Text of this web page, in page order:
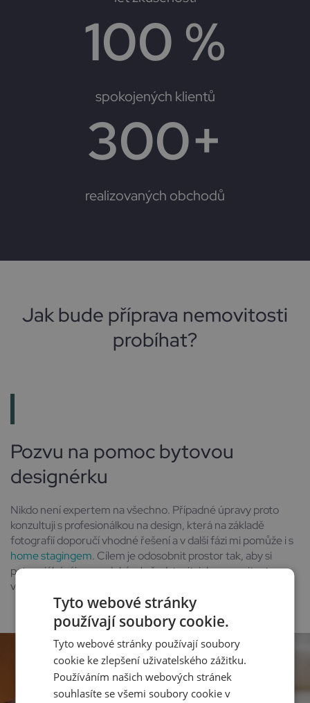
100 %
spokojených klientů
300+
realizovaných obchodů
Jak bude příprava nemovitosti
probíhat?
Pozvu na pomoc bytovou
designérku
Nikdo není expertem na všechno. Případné úpravy proto
konzultuji s profesionálkou na design, která na základě
fotografií doporučí vhodné řešení a v další fázi mi pomůže i s
home stagingem. Cílem je odosobnit prostor tak, aby si
potenciální zájemce dokázal představit, jak nemovitost
využívá on sám.
Tyto webové stránky
používají soubory cookie.
Tyto webové stránky používají soubory
cookie ke zlepšení uživatelského zážitku.
Používáním našich webových stránek
souhlasíte se všemi soubory cookie v